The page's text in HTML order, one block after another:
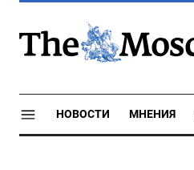
НОВОСТИ МНЕНИЯ